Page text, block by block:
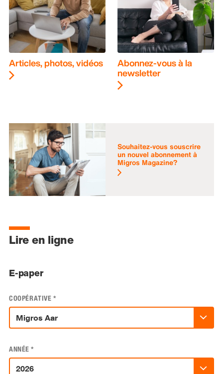
Articles, photos, vidéos Abonnez-vous à la
newsletter
Souhaitez-vous souscrire
un nouvel abonnement à
Migros Magazine?
Lire en ligne
E-paper
COOPÉRATIVE *
ANNÉE *